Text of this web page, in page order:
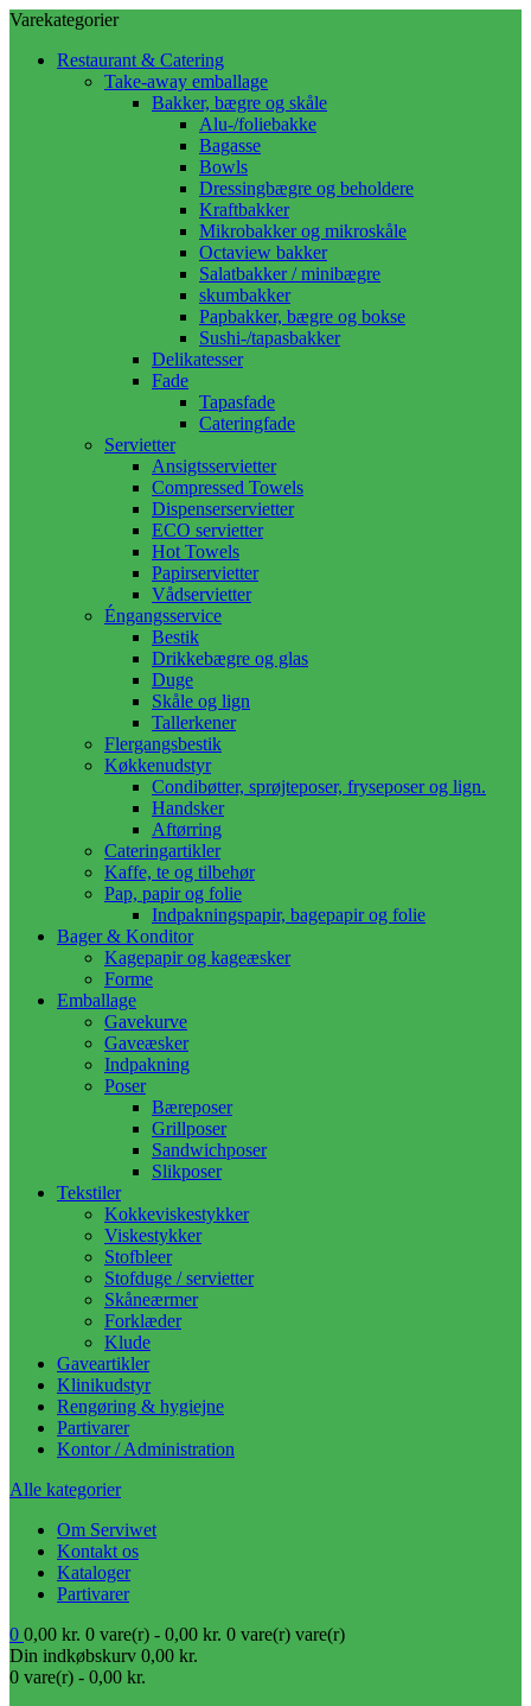
Varekategorier
Restaurant & Catering
Take-away emballage
Bakker, bægre og skåle
Alu-/foliebakke
Bagasse
Bowls
Dressingbægre og beholdere
Kraftbakker
Mikrobakker og mikroskåle
Octaview bakker
Salatbakker / minibægre
skumbakker
Papbakker, bægre og bokse
Sushi-/tapasbakker
Delikatesser
Fade
Tapasfade
Cateringfade
Servietter
Ansigtsservietter
Compressed Towels
Dispenserservietter
ECO servietter
Hot Towels
Papirservietter
Vådservietter
Éngangsservice
Bestik
Drikkebægre og glas
Duge
Skåle og lign
Tallerkener
Flergangsbestik
Køkkenudstyr
Condibøtter, sprøjteposer, fryseposer og lign.
Handsker
Aftørring
Cateringartikler
Kaffe, te og tilbehør
Pap, papir og folie
Indpakningspapir, bagepapir og folie
Bager & Konditor
Kagepapir og kageæsker
Forme
Emballage
Gavekurve
Gaveæsker
Indpakning
Poser
Bæreposer
Grillposer
Sandwichposer
Slikposer
Tekstiler
Kokkeviskestykker
Viskestykker
Stofbleer
Stofduge / servietter
Skåneærmer
Forklæder
Klude
Gaveartikler
Klinikudstyr
Rengøring & hygiejne
Partivarer
Kontor / Administration
Alle kategorier
Om Serviwet
Kontakt os
Kataloger
Partivarer
0 0,00 kr. 0 vare(r) - 0,00 kr. 0 vare(r) vare(r)
Din indkøbskurv 0,00 kr.
0 vare(r) - 0,00 kr.